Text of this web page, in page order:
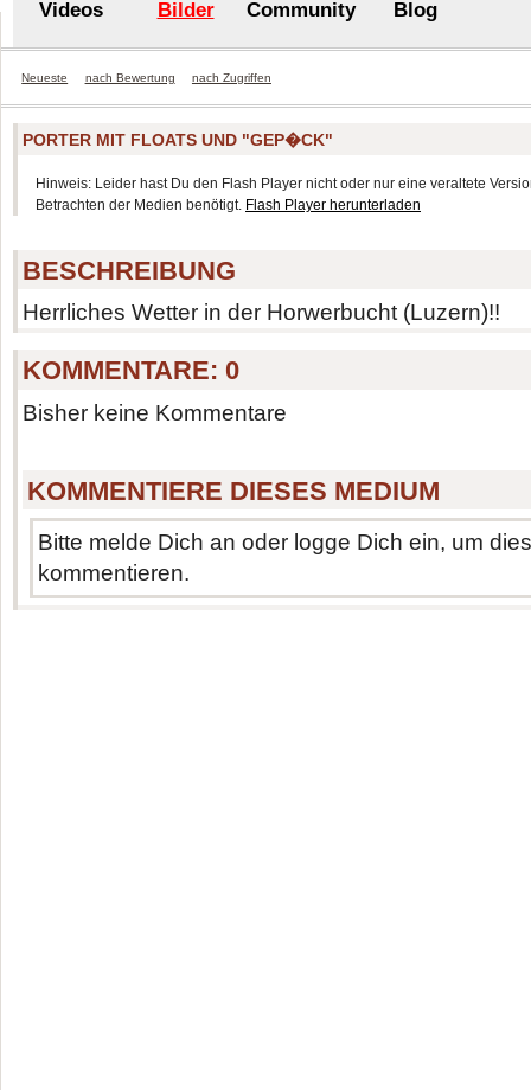
Videos Bilder Community Blog
Neueste nach Bewertung nach Zugriffen
PORTER MIT FLOATS UND "GEP�CK"
Hinweis: Leider hast Du den Flash Player nicht oder nur eine veraltete
Betrachten der Medien benötigt. Flash Player herunterladen
BESCHREIBUNG
Herrliches Wetter in der Horwerbucht (Luzern)!!
KOMMENTARE:0
Bisher keine Kommentare
KOMMENTIERE DIESES MEDIUM
Bitte melde Dich an oder logge Dich ein, um
kommentieren.